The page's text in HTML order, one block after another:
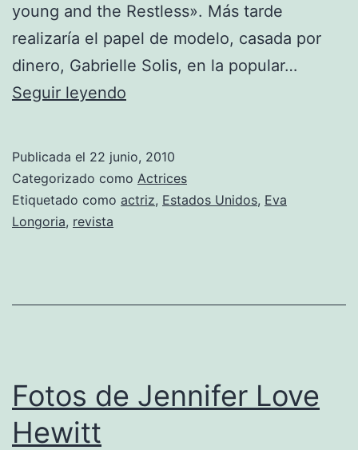
young and the Restless». Más tarde
realizaría el papel de modelo, casada por
dinero, Gabrielle Solis, en la popular…
Seguir leyendo
Longoria
Publicada el 22 junio, 2010
Categorizado como Actrices
Etiquetado como actriz, Estados Unidos, Eva
Longoria, revista
Fotos de Jennifer Love
Hewitt